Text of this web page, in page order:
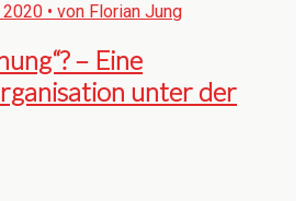
• von Florian Jung
– Eine
unter der